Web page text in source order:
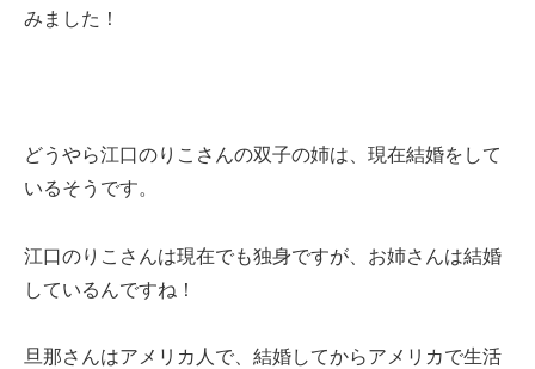
みました！
どうやら江口のりこさんの双子の姉は、現在結婚をして
いるそうです。
江口のりこさんは現在でも独身ですが、お姉さんは結婚
しているんですね！
旦那さんはアメリカ人で、結婚してからアメリカで生活